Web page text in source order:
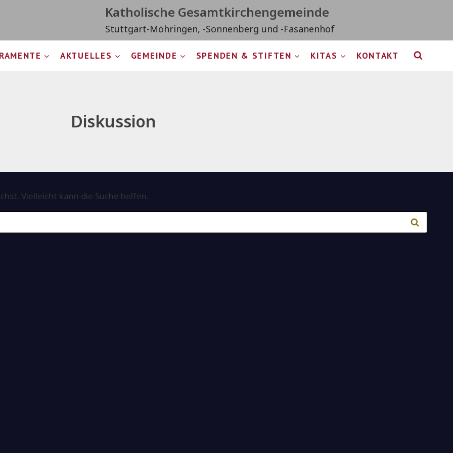
Katholische Gesamtkirchengemeinde
Stuttgart-Möhringen, -Sonnenberg und -Fasanenhof
AKTUELLES GEMEINDE SPENDEN & STIFTEN KITAS KONTAKT
Diskussion
Vielleicht kann die Suche helfen.